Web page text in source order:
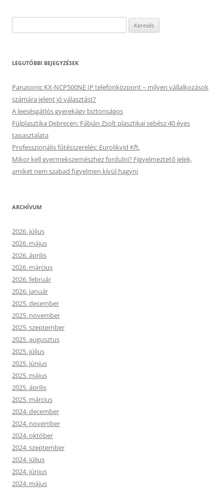
LEGUTÓBBI BEJEGYZÉSEK
Panasonic KX-NCP500NE IP telefonközpont – milyen vállalkozások
számára jelent jó választást?
A leesésgátlós gyerekágy biztonságos
Fülplasztika Debrecen: Fábián Zsolt plasztikai sebész 40 éves
tapasztalata
Professzionális fűtésszerelés: Eurolikvid Kft.
Mikor kell gyermekszemészhez fordulni? Figyelmeztető jelek,
amiket nem szabad figyelmen kívül hagyni
ARCHÍVUM
2026. július
2026. május
2026. április
2026. március
2026. február
2026. január
2025. december
2025. november
2025. szeptember
2025. augusztus
2025. július
2025. június
2025. május
2025. április
2025. március
2024. december
2024. november
2024. október
2024. szeptember
2024. július
2024. június
2024. május